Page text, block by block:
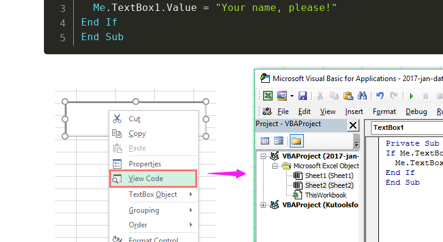
Me . TextBox1 . Value =
"Your name, please!"
End
If
End
Sub